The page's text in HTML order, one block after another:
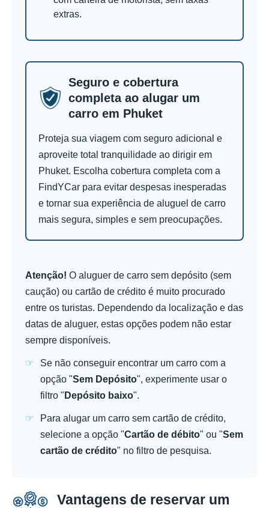
extras.
Seguro e cobertura
completa ao alugar um
carro em Phuket
Proteja sua viagem com seguro adicional e
aproveite total tranquilidade ao dirigir em
Phuket. Escolha cobertura completa com a
FindYCar para evitar despesas inesperadas
e tornar sua experiência de aluguel de carro
mais segura, simples e sem preocupações.
Atenção! O aluguer de carro sem depósito (sem
caução) ou cartão de crédito é muito procurado
entre os turistas. Dependendo da localização e das
datas de aluguer, estas opções podem não estar
sempre disponíveis.
Se não conseguir encontrar um carro com a
opção "Sem Depósito", experimente usar o
filtro " Depósito baixo".
Para alugar um carro sem cartão de crédito,
selecione a opção "Cartão de débito" ou "Sem
cartão de crédito" no filtro de pesquisa.
Vantagens de reservar um